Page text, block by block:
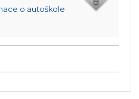
o autoškole